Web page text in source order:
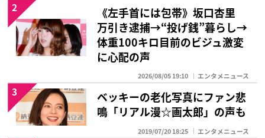
《左手首には包帯》坂口杏里
万引き逮捕→“投げ銭”暮らし→
体重100キロ目前のビジュ激変
に心配の声
2026/08/05 19:10 エンタメニュース
2
ベッキーの老化写真にファン悲
鳴「リアル漫☆画太郎」の声も
2019/07/20 18:25 エンタメニュース
3